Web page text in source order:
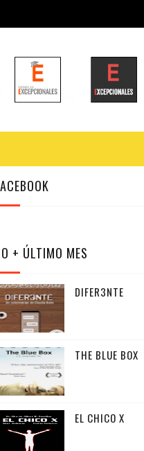
+ ÚLTIMO MES
DIFER3NTE
THE BLUE BOX
EL CHICO X